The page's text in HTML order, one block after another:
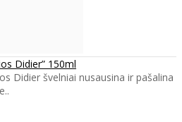
Didier” 150ml
Didier švelniai nusausina ir pašalina